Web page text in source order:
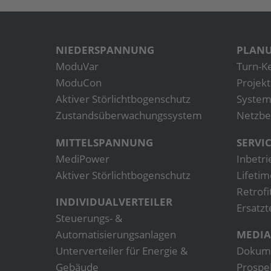
NIEDERSPANNUNG
ModuVar
ModuCon
Aktiver Störlichtbogenschutz
Zustandsüberwachungs­­­­system
MITTELSPANNUNG
MediPower
Aktiver Störlichtbogenschutz
INDIVIDUALVERTEILER
Steuerungs- &
Automatisierungsanlagen
Unterverteiler für Energie &
Gebäude
Turn-